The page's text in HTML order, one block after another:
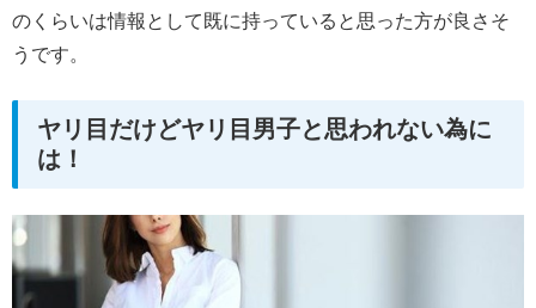
のくらいは情報として既に持っていると思った方が良さそ
うです。
ヤリ目だけどヤリ目男子と思われない為に
は！